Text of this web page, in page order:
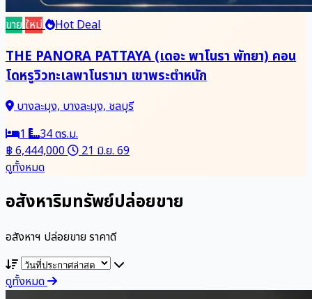
ขายใหม่ Hot Deal
THE PANORA PATTAYA (เดอะ พาโนรา พัทยา) คอน
โดหรูวิวทะเลพาโนรามา เขาพระตำหนัก
บางละมุง, บางละมุง, ชลบุรี
1
34 ตร.ม.
฿ 6,444,000
21 มิ.ย. 69
ดูทั้งหมด
อสังหาริมทรัพย์ปล่อยขาย
อสังหาฯ ปล่อยขาย ราคาดี
ดูทั้งหมด